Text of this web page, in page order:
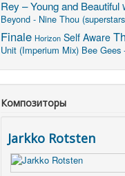
Rey – Young and Beautiful
Beyond - Nine Thou
Finale Horizon Self Aware
Unit (Imperium Mix) Bee Gees
Композиторы
Jarkko Rotsten